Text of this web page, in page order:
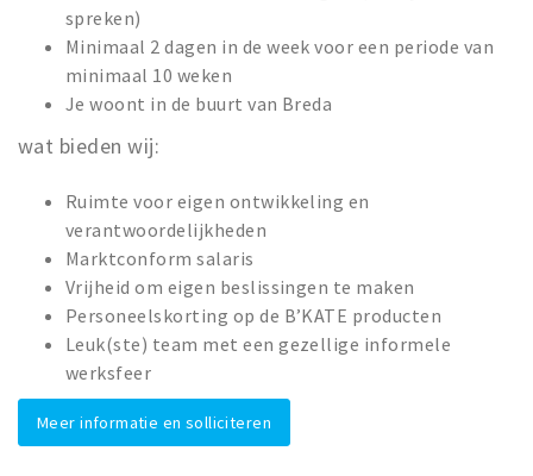
spreken)
Minimaal 2 dagen in de week voor een periode van
minimaal 10 weken
Je woont in de buurt van Breda
wat bieden wij:
Ruimte voor eigen ontwikkeling en
verantwoordelijkheden
Marktconform salaris
Vrijheid om eigen beslissingen te maken
Personeelskorting op de B’KATE producten
Leuk(ste) team met een gezellige informele
werksfeer
Meer informatie en solliciteren